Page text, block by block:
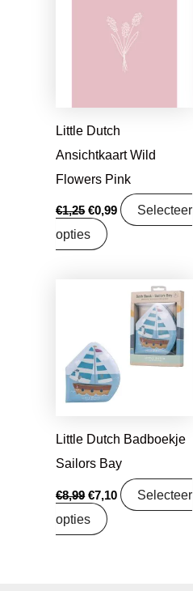
Little Dutch
Ansichtkaart Wild
Flowers Pink
€1,25
€1,25.
€0,99
€0,99.
Selecteer
opties
Little Dutch Badboekje
Sailors Bay
€8,99
Oorspronkelijke
€7,10
Huidige
prijs
is:
€7,10.
Selecteer
opties